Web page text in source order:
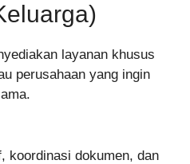
layanan khusus
perusahaan yang ingin
koordinasi dokumen, dan